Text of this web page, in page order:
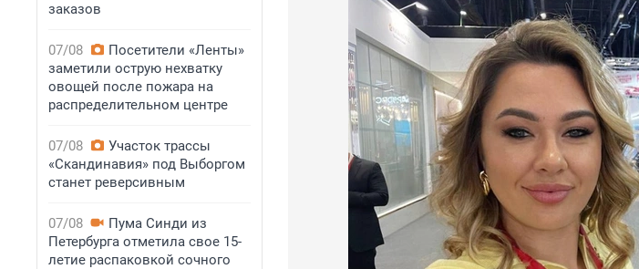
заказов
07/08
Посетители «Ленты»
заметили острую нехватку
овощей после пожара на
распределительном центре
07/08
Участок трассы
«Скандинавия» под Выборгом
станет реверсивным
07/08
Пума Синди из
Петербурга отметила свое 15-
летие распаковкой сочного